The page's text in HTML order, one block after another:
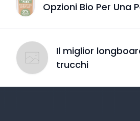
Opzioni Bio Per Una
Il miglior
trucchi